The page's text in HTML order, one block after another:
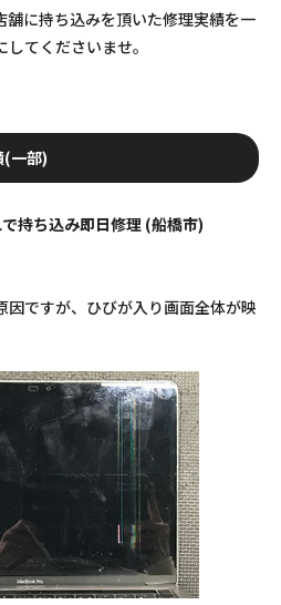
舗に持ち込みを頂いた修理実績を一
てくださいませ。
(一部)
持ち込み即日修理 (船橋市)
因ですが、ひびが入り画面全体が映